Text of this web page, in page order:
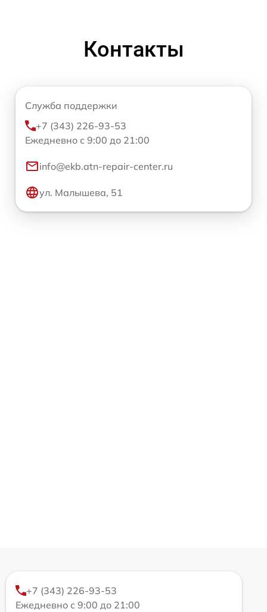
Контакты
Служба поддержки
+7 (343) 226-93-53
Ежедневно с 9:00 до 21:00
info@ekb.atn-repair-center.ru
ул. Малышева, 51
+7 (343) 226-93-53
Ежедневно с 9:00 до 21:00